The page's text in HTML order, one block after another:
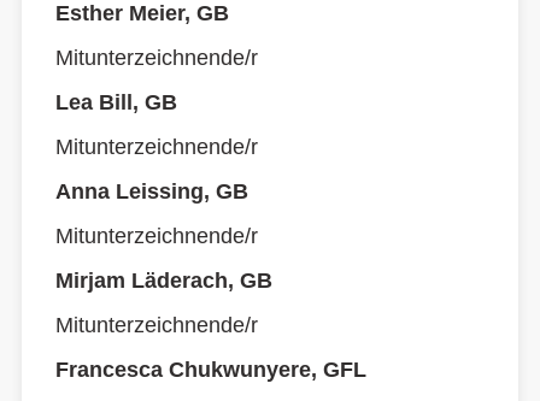
Esther Meier, GB
Mitunterzeichnende/r
Lea Bill, GB
Mitunterzeichnende/r
Anna Leissing, GB
Mitunterzeichnende/r
Mirjam Läderach, GB
Mitunterzeichnende/r
Francesca Chukwunyere, GFL